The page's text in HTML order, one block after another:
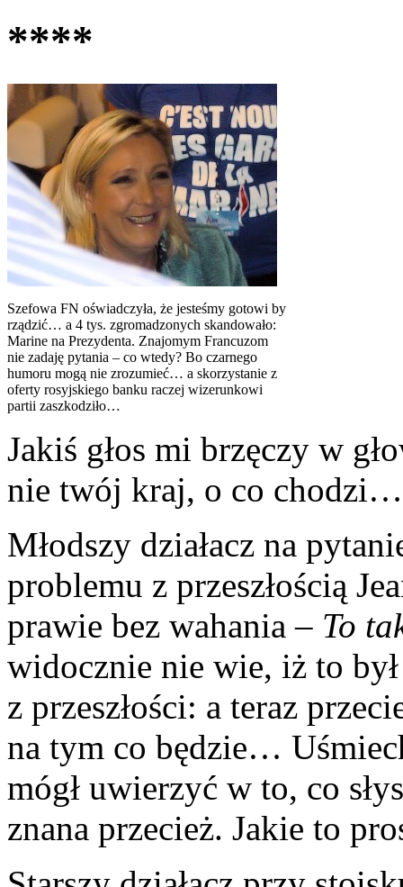
****
Szefowa FN oświadczyła, że jesteśmy gotowi by
rządzić… a 4 tys. zgromadzonych skandowało:
Marine na Prezydenta. Znajomym Francuzom
nie zadaję pytania – co wtedy? Bo czarnego
humoru mogą nie zrozumieć… a skorzystanie z
oferty rosyjskiego banku raczej wizerunkowi
partii zaszkodziło…
Jakiś głos mi brzęczy w
nie twój kraj, o co
Młodszy działacz na
problemu z przeszłością
prawie bez wahania – To
widocznie nie wie, iż to
z przeszłości: a teraz
na tym co będzie…
mógł uwierzyć w to, co
znana przecież. Jakie to